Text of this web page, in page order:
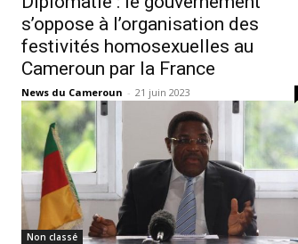
s’oppose à l’organisation des
festivités homosexuelles au
Cameroun par la France
News du Cameroun - 21 juin 2023
Non classé